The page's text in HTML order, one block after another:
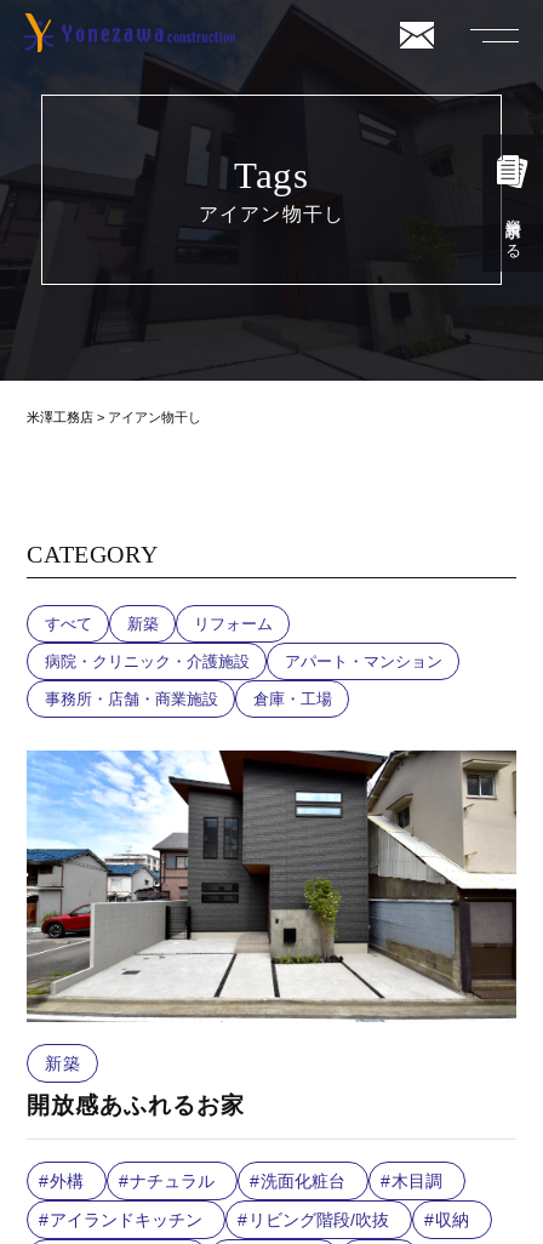
資料請求する
Tags
アイアン物干し
米澤工務店 > アイアン物干し
CATEGORY
すべて 新築 リフォーム
病院・クリニック・介護施設 アパート・マンション
事務所・店舗・商業施設 倉庫・工場
新築
開放感あふれるお家
外構 ナチュラル 洗面化粧台
木目調
アイランドキッチン
リビング階段/吹抜
収納